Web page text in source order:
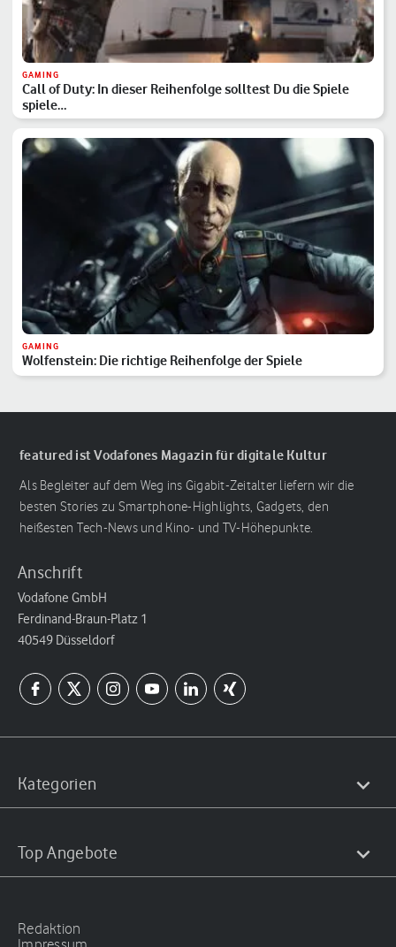
GAMING
Call of Duty: In dieser Reihenfolge solltest Du die Spiele
spiele…
GAMING
Wolfenstein: Die richtige Reihenfolge der Spiele
featured ist Vodafones Magazin für digitale Kultur
Als Begleiter auf dem Weg ins Gigabit-Zeitalter liefern wir die
besten Stories zu Smartphone-Highlights, Gadgets, den
heißesten Tech-News und Kino- und TV-Höhepunkte.
Anschrift
Vodafone GmbH
Ferdinand-Braun-Platz 1
40549 Düsseldorf
Kategorien
Top Angebote
Redaktion